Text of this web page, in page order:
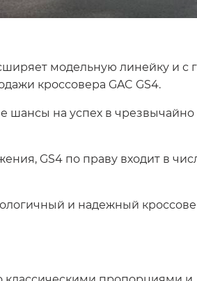
модельную линейку и с
кроссовера GAC GS4.
шансы на успех в чрезвычайно
GS4 по праву входит в
и надежный